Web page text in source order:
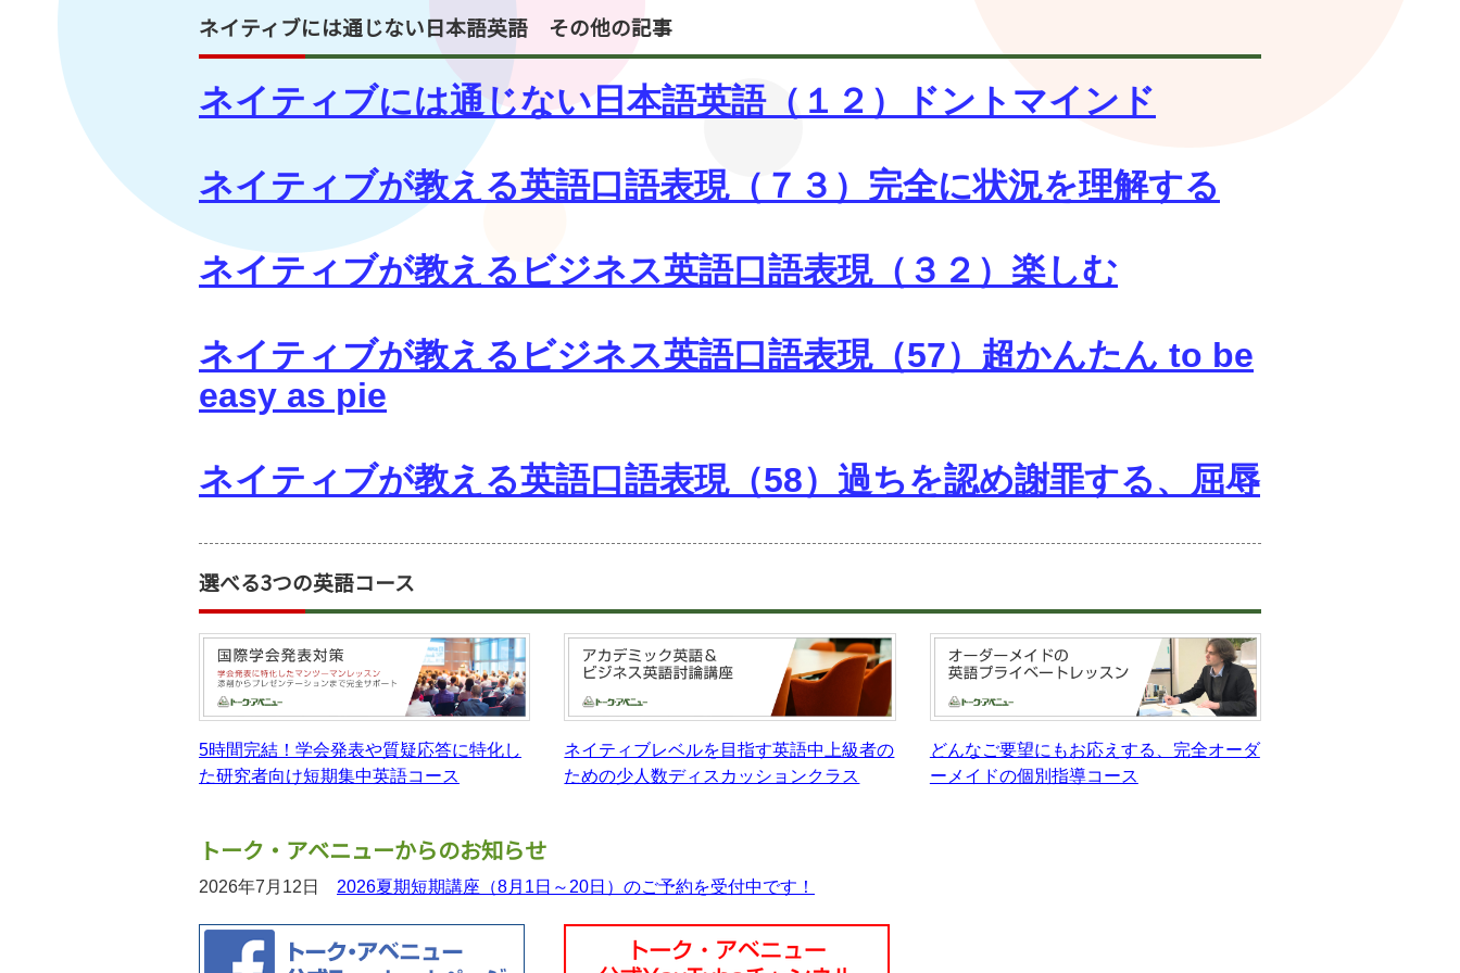
ネイティブには通じない日本語英語 その他の記事
ネイティブには通じない日本語英語（１２）ドントマインド
ネイティブが教える英語口語表現（７３）完全に状況を理解する
ネイティブが教えるビジネス英語口語表現（３２）楽しむ
ネイティブが教えるビジネス英語口語表現（57）超かんたん to be
easy as pie
ネイティブが教える英語口語表現（58）過ちを認め謝罪する、屈辱
選べる3つの英語コース
5時間完結！学会発表や質疑応答に特化し
た研究者向け短期集中英語コース
ネイティブレベルを目指す英語中上級者の
ための少人数ディスカッションクラス
どんなご要望にもお応えする、完全オーダ
ーメイドの個別指導コース
トーク・アベニューからのお知らせ
2026年7月12日 2026夏期短期講座（8月1日～20日）のご予約を受付中です！